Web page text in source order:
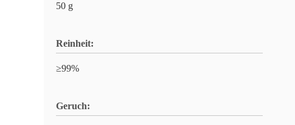
50 g
Reinheit:
≥99%
Geruch: